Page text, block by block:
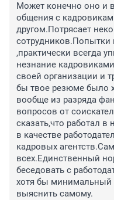
Может конечно оно и
общения с
другом.Потрясает
,практически всегда
незнание
своей организации и
бы твое резюме было
вообще из разряда
вопросов от
сказать,что работал в
в качестве
кадровых
всех.Единственный
беседовать с
хотя бы минимальный
выяснить самому.